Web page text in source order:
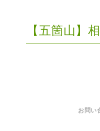
【五箇山】
お問い